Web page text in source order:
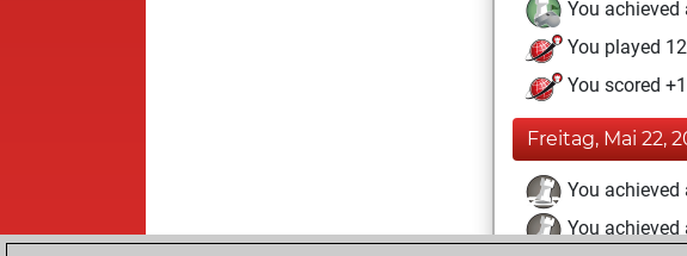
You
You played
You scored
Freitag, Mai 22,
You achieved
You